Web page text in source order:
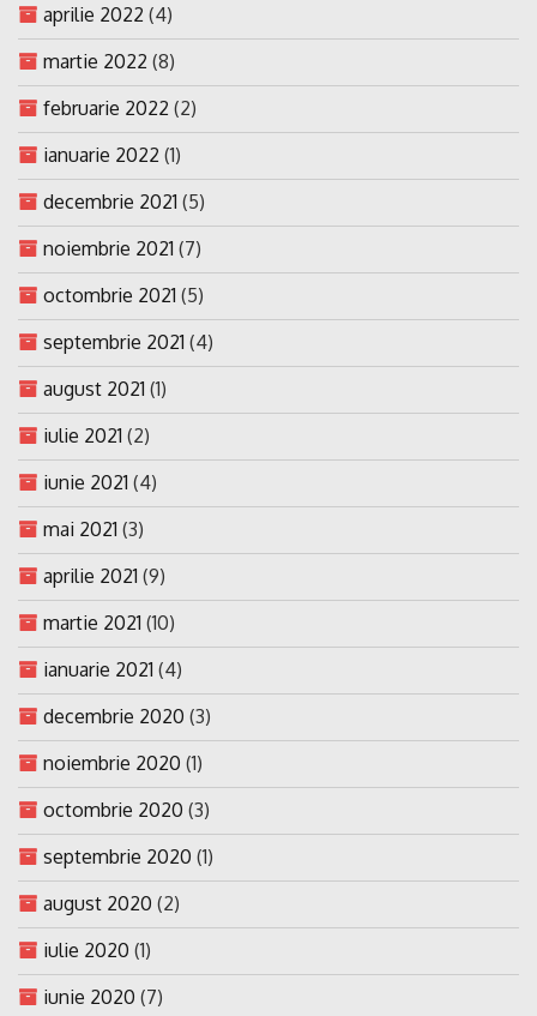
aprilie 2022 (4)
martie 2022 (8)
februarie 2022 (2)
ianuarie 2022 (1)
decembrie 2021 (5)
noiembrie 2021 (7)
octombrie 2021 (5)
septembrie 2021 (4)
august 2021 (1)
iulie 2021 (2)
iunie 2021 (4)
mai 2021 (3)
aprilie 2021 (9)
martie 2021 (10)
ianuarie 2021 (4)
decembrie 2020 (3)
noiembrie 2020 (1)
octombrie 2020 (3)
septembrie 2020 (1)
august 2020 (2)
iulie 2020 (1)
iunie 2020 (7)